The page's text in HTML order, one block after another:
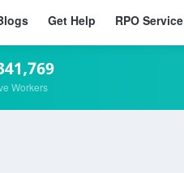
Get Help RPO Service
Workers